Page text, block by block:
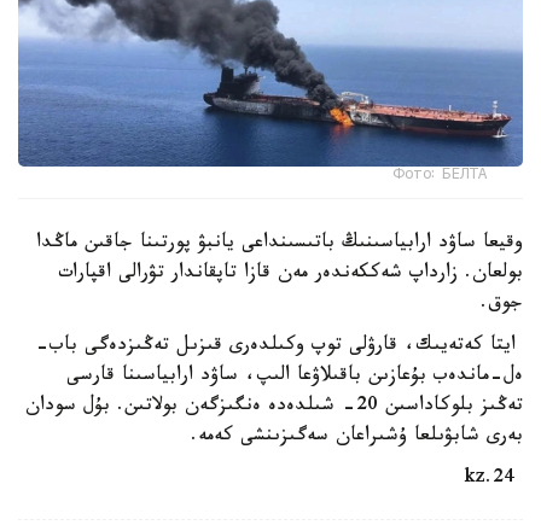
Фото: БЕЛТА
وقيعا ساۋد ارابياسىنىڭ باتىسىنداعى يانبۋ پورتىنا جاقىن ماڭدا
بولعان. زارداپ شەككەندەر مەن قازا تاپقاندار تۋرالى اقپارات
جوق.
ايتا كەتەيىك، قارۋلى توپ وكىلدەرى قىزىل تەڭىزدەگى باب-
ەل-ماندەب بۇعازىن باقىلاۋعا الىپ، ساۋد ارابياسىنا قارسى
تەڭىز بلوكاداسىن 20- شىلدەدە ەنگىزگەن بولاتىن. بۇل سودان
بەرى شابۋىلعا ۇشىراعان سەگىزىنشى كەمە.